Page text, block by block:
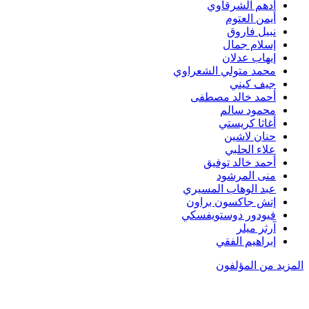
أدهم الشرقاوي
أيمن العتوم
نبيل فاروق
إسلام جمال
إيهاب عدلان
محمد متولي الشعراوي
جيف كيني
أحمد خالد مصطفى
محمود سالم
أغاثا كريستي
حنان لاشين
علاء الحلبي
أحمد خالد توفيق
منى المرشود
عبد الوهاب المسيري
إتش جاكسون براون
فيودور دوستويفسكي
آرثر ميلر
إبراهيم الفقي
المزيد من المؤلفون